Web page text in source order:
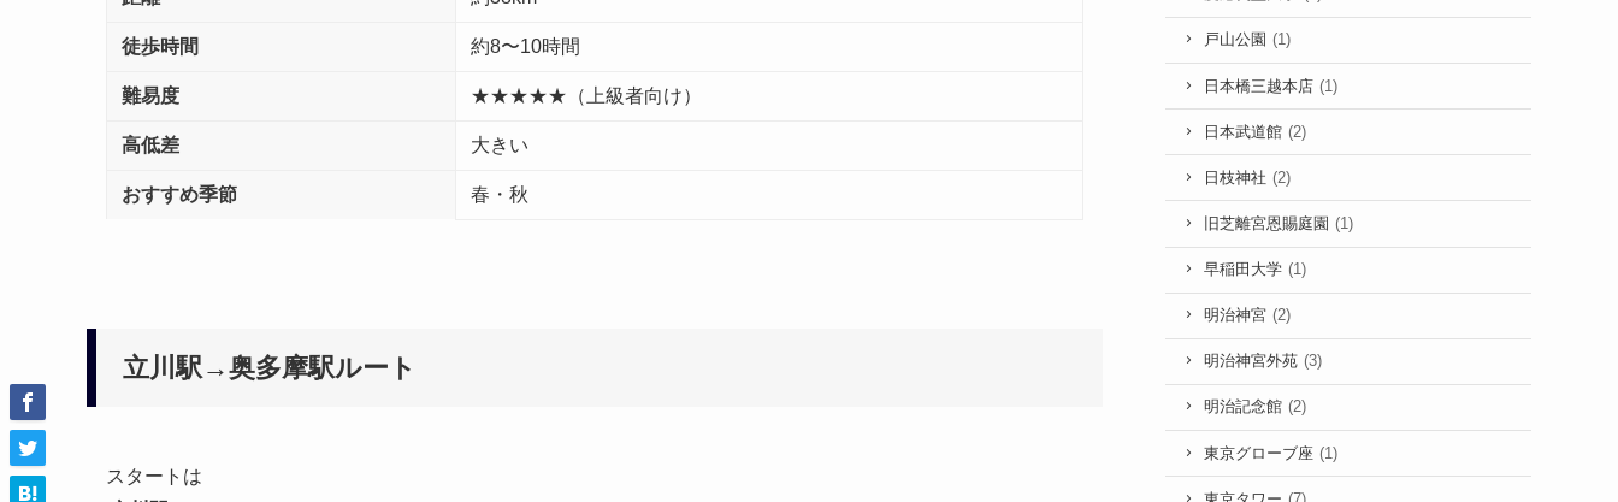
徒歩時間 約8〜10時間
難易度 ★★★★★（上級者向け）
高低差 大きい
おすすめ季節 春・秋
立川駅→奥多摩駅ルート
スタートは
戸山公園 (1)
日本橋三越本店 (1)
日本武道館 (2)
日枝神社 (2)
旧芝離宮恩賜庭園 (1)
早稲田大学 (1)
明治神宮 (2)
明治神宮外苑 (3)
明治記念館 (2)
東京グローブ座 (1)